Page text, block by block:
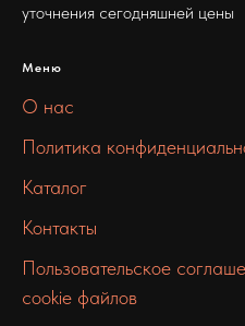
уточнения сегодняшней цены
Меню
О нас
Политика
Каталог
Контакты
Пользовательское
cookie файлов